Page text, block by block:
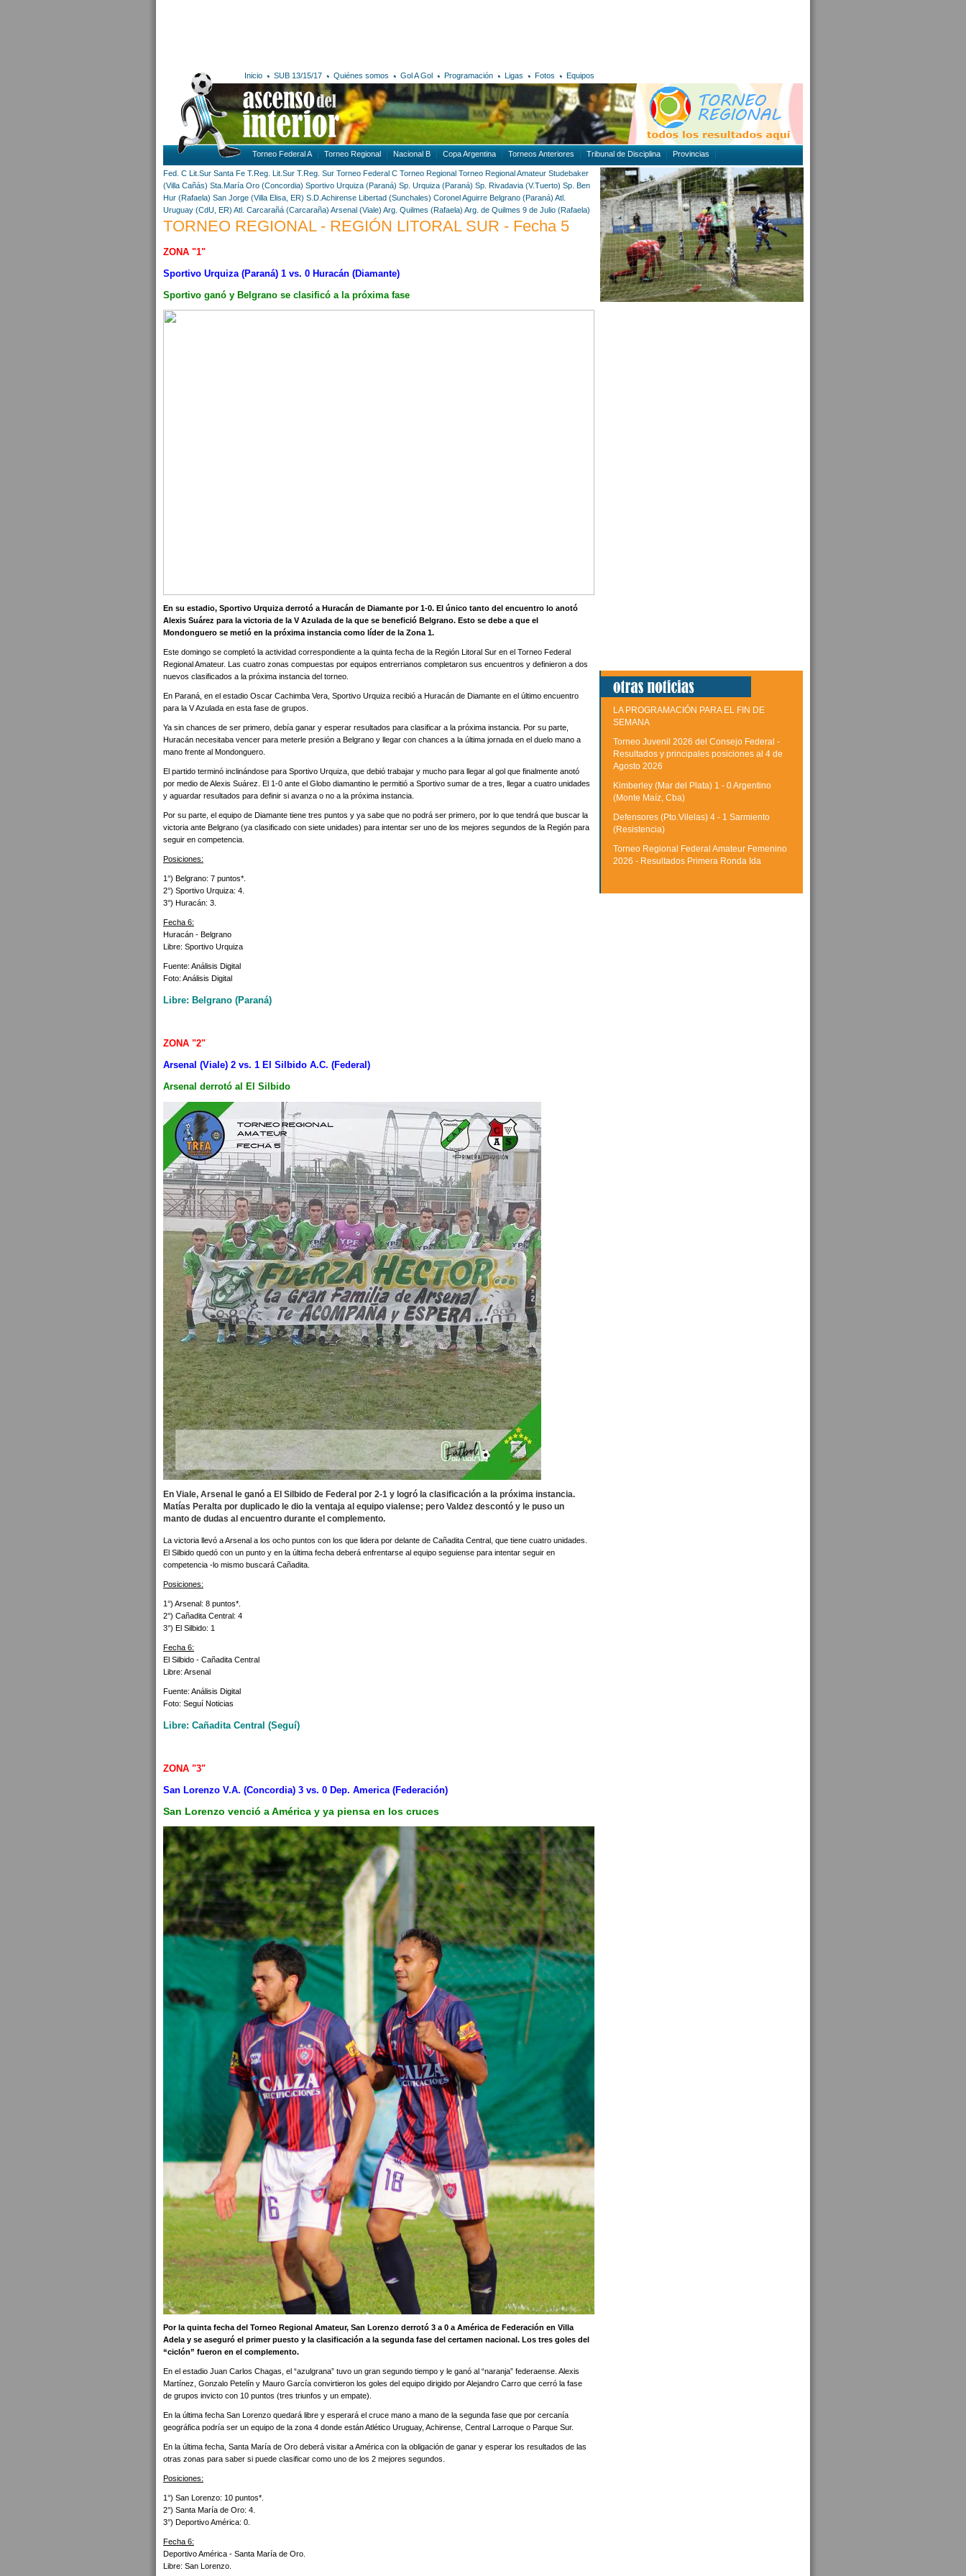
Inicio SUB 13/15/17 Quiénes somos Gol A Gol Programación Ligas Fotos Equipos
Torneo Federal A Torneo Regional Nacional B Copa Argentina Torneos Anteriores Tribunal de Disciplina Provincias
Fed. C Lit.Sur Santa Fe T.Reg. Lit.Sur T.Reg. Sur Torneo Federal C Torneo Regional Torneo Regional Amateur Studebaker
(Villa Cañás) Sta.María Oro (Concordia) Sportivo Urquiza (Paraná) Sp. Urquiza (Paraná) Sp. Rivadavia (V.Tuerto) Sp. Ben
Hur (Rafaela) San Jorge (Villa Elisa, ER) S.D.Achirense Libertad (Sunchales) Coronel Aguirre Belgrano (Paraná) Atl.
Uruguay (CdU, ER) Atl. Carcarañá (Carcaraña) Arsenal (Viale) Arg. Quilmes (Rafaela) Arg. de Quilmes 9 de Julio (Rafaela)
TORNEO REGIONAL - REGIÓN LITORAL SUR - Fecha 5
ZONA "1"
Sportivo Urquiza (Paraná) 1 vs. 0 Huracán (Diamante)
Sportivo ganó y Belgrano se clasificó a la próxima fase
En su estadio, Sportivo Urquiza derrotó a Huracán de Diamante por 1-0. El único tanto del encuentro lo anotó
Alexis Suárez para la victoria de la V Azulada de la que se benefició Belgrano. Esto se debe a que el
Mondonguero se metió en la próxima instancia como líder de la Zona 1.
Este domingo se completó la actividad correspondiente a la quinta fecha de la Región Litoral Sur en el Torneo Federal
Regional Amateur. Las cuatro zonas compuestas por equipos entrerrianos completaron sus encuentros y definieron a dos
nuevos clasificados a la próxima instancia del torneo.
En Paraná, en el estadio Oscar Cachimba Vera, Sportivo Urquiza recibió a Huracán de Diamante en el último encuentro
para la V Azulada en esta fase de grupos.
Ya sin chances de ser primero, debía ganar y esperar resultados para clasificar a la próxima instancia. Por su parte,
Huracán necesitaba vencer para meterle presión a Belgrano y llegar con chances a la última jornada en el duelo mano a
mano frente al Mondonguero.
El partido terminó inclinándose para Sportivo Urquiza, que debió trabajar y mucho para llegar al gol que finalmente anotó
por medio de Alexis Suárez. El 1-0 ante el Globo diamantino le permitió a Sportivo sumar de a tres, llegar a cuatro unidades
y aguardar resultados para definir si avanza o no a la próxima instancia.
Por su parte, el equipo de Diamante tiene tres puntos y ya sabe que no podrá ser primero, por lo que tendrá que buscar la
victoria ante Belgrano (ya clasificado con siete unidades) para intentar ser uno de los mejores segundos de la Región para
seguir en competencia.
Posiciones:
1°) Belgrano: 7 puntos*.
2°) Sportivo Urquiza: 4.
3°) Huracán: 3.
Fecha 6:
Huracán - Belgrano
Libre: Sportivo Urquiza
Fuente: Análisis Digital
Foto: Análisis Digital
Libre: Belgrano (Paraná)
ZONA "2"
Arsenal (Viale) 2 vs. 1 El Silbido A.C. (Federal)
Arsenal derrotó al El Silbido
En Viale, Arsenal le ganó a El Silbido de Federal por 2-1 y logró la clasificación a la próxima instancia.
Matías Peralta por duplicado le dio la ventaja al equipo vialense; pero Valdez descontó y le puso un
manto de dudas al encuentro durante el complemento.
La victoria llevó a Arsenal a los ocho puntos con los que lidera por delante de Cañadita Central, que tiene cuatro unidades.
El Silbido quedó con un punto y en la última fecha deberá enfrentarse al equipo seguiense para intentar seguir en
competencia -lo mismo buscará Cañadita.
Posiciones:
1°) Arsenal: 8 puntos*.
2°) Cañadita Central: 4
3°) El Silbido: 1
Fecha 6:
El Silbido - Cañadita Central
Libre: Arsenal
Fuente: Análisis Digital
Foto: Seguí Noticias
Libre: Cañadita Central (Seguí)
ZONA "3"
San Lorenzo V.A. (Concordia) 3 vs. 0 Dep. America (Federación)
San Lorenzo venció a América y ya piensa en los cruces
Por la quinta fecha del Torneo Regional Amateur, San Lorenzo derrotó 3 a 0 a América de Federación en Villa
Adela y se aseguró el primer puesto y la clasificación a la segunda fase del certamen nacional. Los tres goles del
“ciclón” fueron en el complemento.
En el estadio Juan Carlos Chagas, el “azulgrana” tuvo un gran segundo tiempo y le ganó al “naranja” federaense. Alexis
Martínez, Gonzalo Petelín y Mauro García convirtieron los goles del equipo dirigido por Alejandro Carro que cerró la fase
de grupos invicto con 10 puntos (tres triunfos y un empate).
En la última fecha San Lorenzo quedará libre y esperará el cruce mano a mano de la segunda fase que por cercanía
geográfica podría ser un equipo de la zona 4 donde están Atlético Uruguay, Achirense, Central Larroque o Parque Sur.
En la última fecha, Santa María de Oro deberá visitar a América con la obligación de ganar y esperar los resultados de las
otras zonas para saber si puede clasificar como uno de los 2 mejores segundos.
Posiciones:
1°) San Lorenzo: 10 puntos*.
2°) Santa María de Oro: 4.
3°) Deportivo América: 0.
Fecha 6:
Deportivo América - Santa María de Oro.
Libre: San Lorenzo.
LA PROGRAMACIÓN PARA EL FIN DE
SEMANA
Torneo Juvenil 2026 del Consejo Federal -
Resultados y principales posiciones al 4 de
Agosto 2026
Kimberley (Mar del Plata) 1 - 0 Argentino
(Monte Maíz, Cba)
Defensores (Pto.Vilelas) 4 - 1 Sarmiento
(Resistencia)
Torneo Regional Federal Amateur Femenino
2026 - Resultados Primera Ronda Ida